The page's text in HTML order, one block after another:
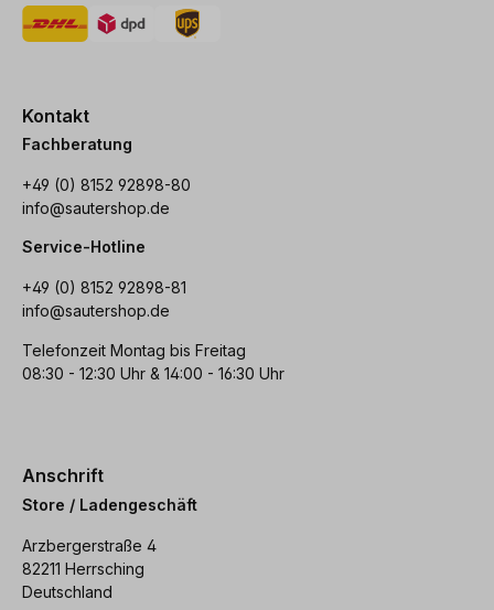
Kontakt
Fachberatung
+49 (0) 8152 92898-80
info@sautershop.de
Service-Hotline
+49 (0) 8152 92898-81
info@sautershop.de
Telefonzeit Montag bis Freitag
08:30 - 12:30 Uhr & 14:00 - 16:30 Uhr
Anschrift
Store / Ladengeschäft
Arzbergerstraße 4
82211 Herrsching
Deutschland